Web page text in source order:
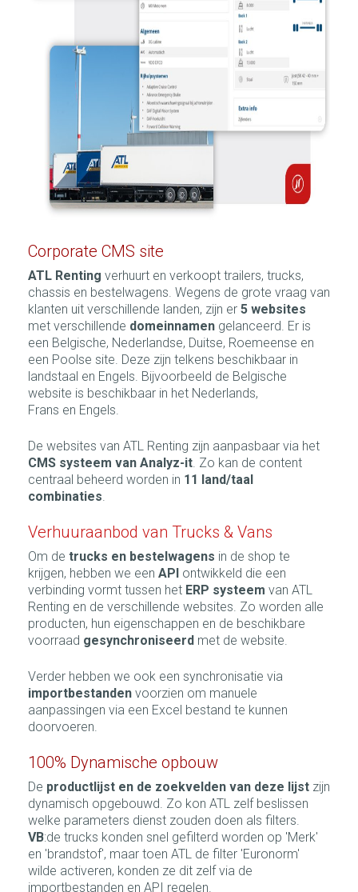
Corporate CMS site
ATL Renting verhuurt en verkoopt trailers, trucks,
chassis en bestelwagens. Wegens de grote vraag van
klanten uit verschillende landen, zijn er 5 websites
met verschillende domeinnamen gelanceerd. Er is
een Belgische, Nederlandse, Duitse, Roemeense en
een Poolse site. Deze zijn telkens beschikbaar in
landstaal en Engels. Bijvoorbeeld de Belgische
website is beschikbaar in het Nederlands,
Frans en Engels.
De websites van ATL Renting zijn aanpasbaar via het
CMS systeem van Analyz-it. Zo kan de content
centraal beheerd worden in 11 land/taal
combinaties.
Verhuuraanbod van Trucks & Vans
Om de trucks en bestelwagens in de shop te
krijgen, hebben we een API ontwikkeld die een
verbinding vormt tussen het ERP systeem van ATL
Renting en de verschillende websites. Zo worden alle
producten, hun eigenschappen en de beschikbare
voorraad gesynchroniseerd met de website.
Verder hebben we ook een synchronisatie via
importbestanden voorzien om manuele
aanpassingen via een Excel bestand te kunnen
doorvoeren.
100% Dynamische opbouw
De productlijst en de zoekvelden van deze lijst zijn
dynamisch opgebouwd. Zo kon ATL zelf beslissen
welke parameters dienst zouden doen als filters.
VB:de trucks konden snel gefilterd worden op 'Merk'
en 'brandstof', maar toen ATL de filter 'Euronorm'
wilde activeren, konden ze dit zelf via de
importbestanden en API regelen.